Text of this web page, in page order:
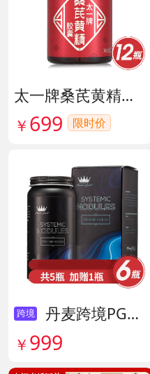
太一牌桑芪黄精胶囊 货号133159
￥ 699 限时价
跨境
丹麦跨境PG结节消复合片 货号138605
￥ 999